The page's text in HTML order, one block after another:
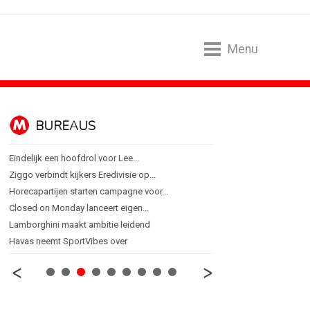
Menu
BUREAUS
Eindelijk een hoofdrol voor Lee...
Ziggo verbindt kijkers Eredivisie op...
Horecapartijen starten campagne voor...
Closed on Monday lanceert eigen...
Lamborghini maakt ambitie leidend
Havas neemt SportVibes over